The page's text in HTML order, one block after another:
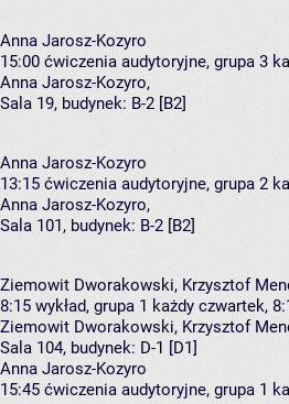
Anna Jarosz-Kozyro
15:00 ćwiczenia audytoryjne, grupa 3
Anna Jarosz-Kozyro,
Sala 19, budynek: B-2 [B2]
Anna Jarosz-Kozyro
13:15 ćwiczenia audytoryjne, grupa 2
Anna Jarosz-Kozyro,
Sala 101, budynek: B-2 [B2]
Ziemowit Dworakowski, Krzysztof
8:15 wykład, grupa 1 każdy czwartek,
Ziemowit Dworakowski, Krzysztof
Sala 104, budynek: D-1 [D1]
Anna Jarosz-Kozyro
15:45 ćwiczenia audytoryjne, grupa 1